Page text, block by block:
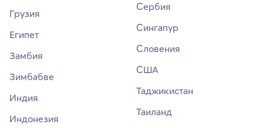
Грузия
Египет
Замбия
Зимбабве
Индия
Индонезия
Сербия
Сингапур
Словения
США
Таджикистан
Таиланд